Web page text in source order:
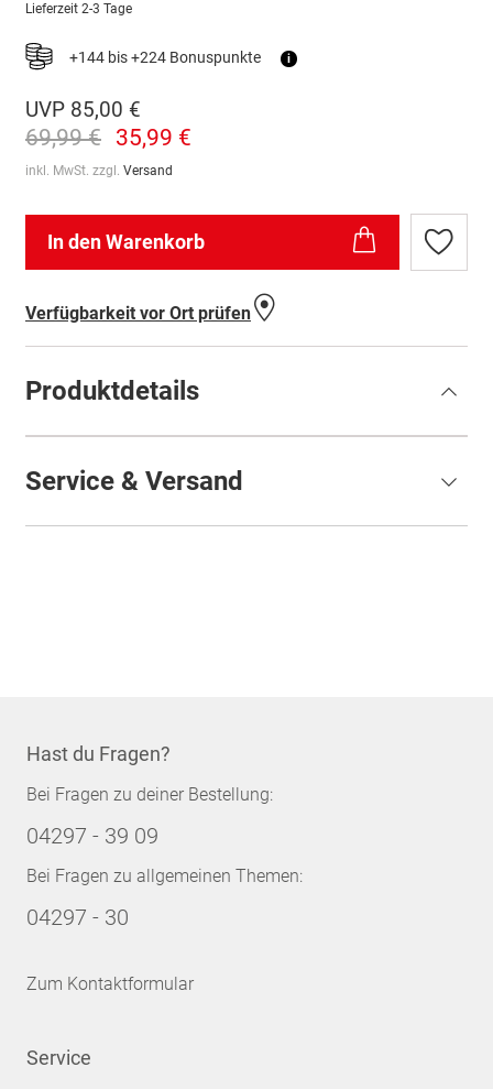
Lieferzeit 2-3 Tage
+144 bis +224 Bonuspunkte i
UVP 85,00 €
69,99 € 35,99 €
inkl. MwSt. zzgl. Versand
In den Warenkorb
Zur
Verfügbarkeit vor Ort prüfen
Produktdetails
Service & Versand
Hast du Fragen?
Bei Fragen zu deiner Bestellung:
04297 - 39 09
Bei Fragen zu allgemeinen Themen:
04297 - 30
Zum Kontaktformular
Service